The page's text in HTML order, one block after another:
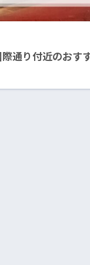
通り付近のおす